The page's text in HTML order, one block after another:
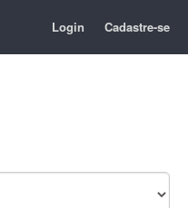
Login Cadastre-se